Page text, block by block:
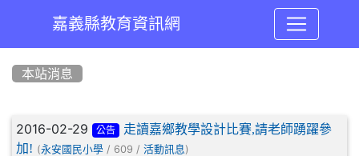
嘉義縣教育資訊網
本站消息
文章列表
2016-02-29 公告
走讀嘉鄉教學設計比賽,請老師踴躍參
加! (永安國民小學 / 609 / 活動訊息 )